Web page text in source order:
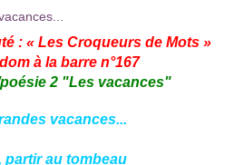
: « Les Croqueurs de Mots »
à la barre n°167
2 "Les vacances"
vacances...
partir au tombeau